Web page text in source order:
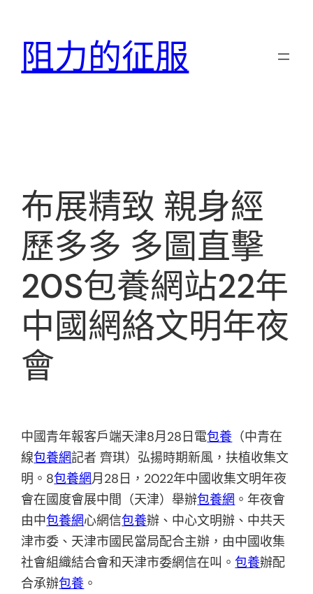
阻力的征服
布展精致 親身經
歷多多 多圖直擊
20S包養網站22年
中國網絡文明年夜
會
中國青年報客戶端天津8月28日電包養 （中青在
線包養網記者 齊琪）弘揚時期新風，扶植收集文
明。8包養網月28日，2022年中國收集文明年夜
會在國度會展中間（天津）舉辦包養網 。年夜會
由中包養網心網信包養辦、中心文明辦、中共天
津市委、天津市國民當局配合主辦，由中國收集
社會組織結合會和天津市委網信在叫。包養辦配
合承辦包養 。